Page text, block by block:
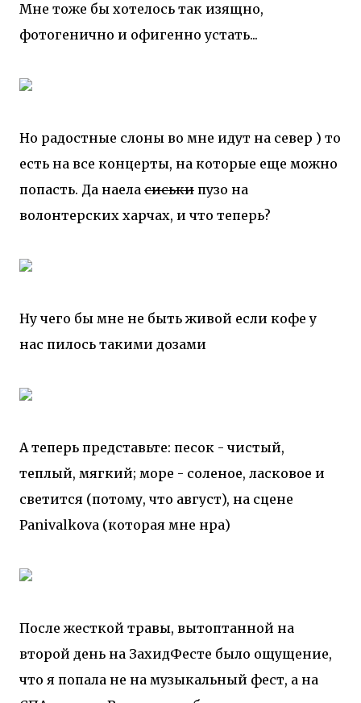
Мне тоже бы хотелось так изящно,
фотогенично и офигенно устать...
Но радостные слоны во мне идут на север ) то
есть на все концерты, на которые еще можно
попасть. Да наела сиськи пузо на
волонтерских харчах, и что теперь?
Ну чего бы мне не быть живой если кофе у
нас пилось такими дозами
А теперь представьте: песок - чистый,
теплый, мягкий; море - соленое, ласковое и
светится (потому, что август), на сцене
Panivalkova (которая мне нра)
После жесткой травы, вытоптанной на
второй день на ЗахидФесте было ощущение,
что я попала не на музыкальный фест, а на